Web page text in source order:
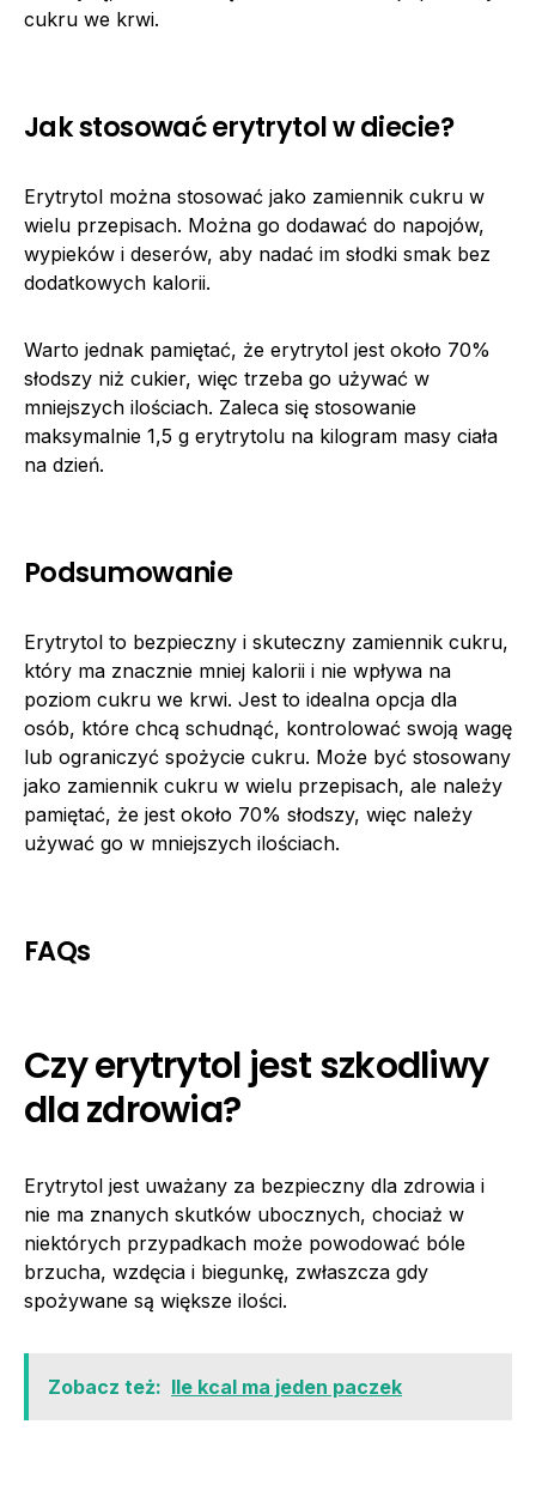
cukru we krwi.
Jak stosować erytrytol w diecie?
Erytrytol można stosować jako zamiennik cukru w
wielu przepisach. Można go dodawać do napojów,
wypieków i deserów, aby nadać im słodki smak bez
dodatkowych kalorii.
Warto jednak pamiętać, że erytrytol jest około 70%
słodszy niż cukier, więc trzeba go używać w
mniejszych ilościach. Zaleca się stosowanie
maksymalnie 1,5 g erytrytolu na kilogram masy ciała
na dzień.
Podsumowanie
Erytrytol to bezpieczny i skuteczny zamiennik cukru,
który ma znacznie mniej kalorii i nie wpływa na
poziom cukru we krwi. Jest to idealna opcja dla
osób, które chcą schudnąć, kontrolować swoją wagę
lub ograniczyć spożycie cukru. Może być stosowany
jako zamiennik cukru w wielu przepisach, ale należy
pamiętać, że jest około 70% słodszy, więc należy
używać go w mniejszych ilościach.
FAQs
Czy erytrytol jest szkodliwy
dla zdrowia?
Erytrytol jest uważany za bezpieczny dla zdrowia i
nie ma znanych skutków ubocznych, chociaż w
niektórych przypadkach może powodować bóle
brzucha, wzdęcia i biegunkę, zwłaszcza gdy
spożywane są większe ilości.
Zobacz też: Ile kcal ma jeden paczek